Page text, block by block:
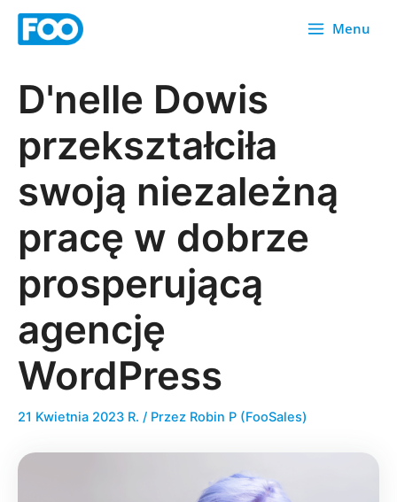
Przejdź
Menu
D'nelle Dowis
przekształciła
swoją niezależną
pracę w dobrze
prosperującą
agencję
WordPress
21 Kwietnia 2023 R. / Przez Robin P (FooSales)